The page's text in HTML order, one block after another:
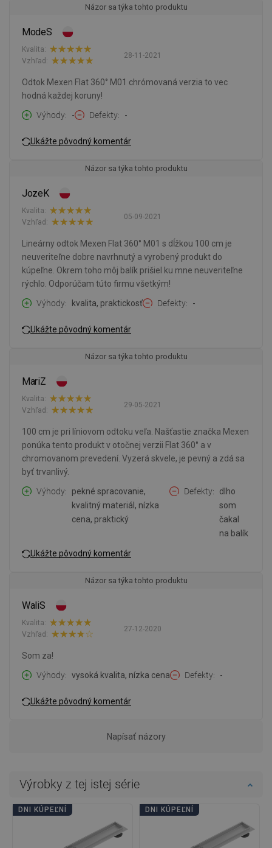
Názor sa týka tohto produktu
ModeS
28-11-2021
Kvalita:
Vzhľad:
Odtok Mexen Flat 360° M01 chrómovaná verzia to vec
hodná každej koruny!
Výhody
- Defekty -
Ukážte pôvodný komentár
Názor sa týka tohto produktu
JozeK
05-09-2021
Kvalita:
Vzhľad:
Lineárny odtok Mexen Flat 360° M01 s dĺžkou 100 cm je
neuveriteľne dobre navrhnutý a vyrobený produkt do
kúpeľne. Okrem toho môj balík prišiel ku mne neuveriteľne
rýchlo. Odporúčam túto firmu všetkým!
Výhody
kvalita, praktickosť Defekty -
Ukážte pôvodný komentár
Názor sa týka tohto produktu
MariZ
29-05-2021
Kvalita:
Vzhľad:
100 cm je pri líniovom odtoku veľa. Našťastie značka Mexen
ponúka tento produkt v otočnej verzii Flat 360° a v
chromovanom prevedení. Vyzerá skvele, je pevný a zdá sa
byť trvanlivý.
Výhody
pekné spracovanie,
kvalitný materiál, nízka
cena, praktický
Defekty
dlho
som
čakal
na balík
Ukážte pôvodný komentár
Názor sa týka tohto produktu
WaliS
27-12-2020
Kvalita:
Vzhľad:
Som za!
Výhody
vysoká kvalita, nízka cena Defekty -
Ukážte pôvodný komentár
Napísať názory
Výrobky z tej istej série
DNI KÚPEĽNÍ DNI KÚPEĽNÍ